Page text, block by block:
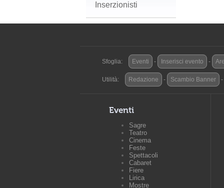
Inserzionisti
Sfoglia: Eventi - Inserisci evento -
Utilità: Redazione - Scambio Banner -
Eventi
Sagre
Teatro
Cinema
Feste
Spettacoli
Cabaret
Fiere
Lirica
Mostre